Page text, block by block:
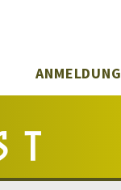
ANMELDUNG